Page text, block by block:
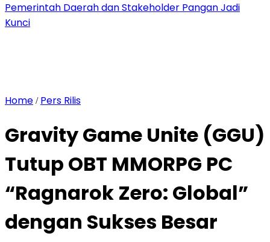
Pemerintah Daerah dan Stakeholder Pangan Jadi
Kunci
Home / Pers Rilis
Gravity Game Unite (GGU)
Tutup OBT MMORPG PC
“Ragnarok Zero: Global”
dengan Sukses Besar